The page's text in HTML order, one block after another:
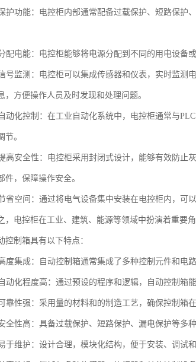
护功能：电控柜内部通常配备过载保护、短路保护
配电能：电控柜能够将电源分配到不同的用电设备
号监测：电控柜可以集成传感器和仪表，实时监测
，方便操作人员及时发现和处理问题。
动化控制：在工业自动化系统中，电控柜通常与
节。
高安全性：电控柜采用封闭式设计，能够有效防止
件，保障操作安全。
省空间：通过将电气设备集中安装在电控柜内，可
，电控柜在工业、建筑、能源等领域中扮演着重要
控制箱具有以下特点：
度集成：自动控制箱通常集成了多种控制元件和电
动化程度高：通过预设的程序和逻辑，自动控制箱
靠性强：采用量的材料和的制造工艺，确保控制箱
全性高：具备过载保护、短路保护、漏电保护等多
于维护：设计合理，模块化结构，便于安装、调试和